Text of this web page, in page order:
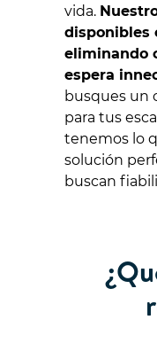
vida.
disponibles
eliminando
espera
busques un
para tus
tenemos lo
solución
buscan